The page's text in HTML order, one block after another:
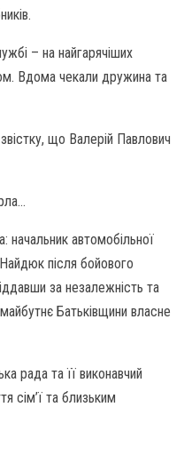
– на найгарячіших
Вдома чекали дружина та
що Валерій Павлович
начальник автомобільної
після бойового
за незалежність та
Батьківщини власне
рада та її виконавчий
сім’ї та близьким